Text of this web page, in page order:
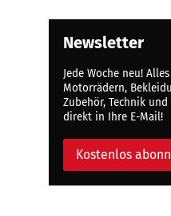
Newsletter
Jede Woche neu!
Motorrädern,
Zubehör, Technik
direkt in Ihre E-Mail!
Kostenlos